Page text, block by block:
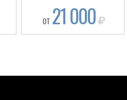
ОТ 21 000